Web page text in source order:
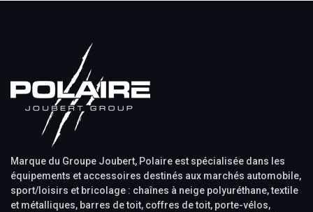
Marque du Groupe Joubert, Polaire est spécialisée dans les
équipements et accessoires destinés aux marchés automobile,
sport/loisirs et bricolage : chaînes à neige polyuréthane, textile
et métalliques, barres de toit, coffres de toit, porte-vélos,